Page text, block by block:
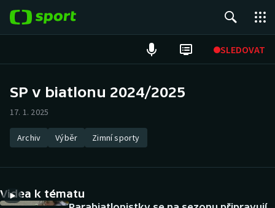
SLEDOVAT
Hokej
Tenis
Atletika
Cyklistika
SP v biatlonu 2024/2025
17. 1. 2025
Archiv Výběr Zimní sporty
Videa k tématu